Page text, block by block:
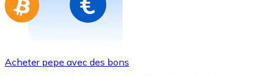
Acheter pepe avec des bons